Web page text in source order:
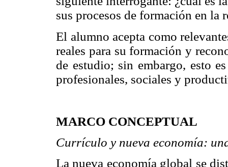
sus procesos de formación en la
El alumno acepta como
reales para su formación y
de estudio; sin embargo, esto
profesionales, sociales y
MARCO CONCEPTUAL
Currículo y nueva economía:
La nueva economía global se